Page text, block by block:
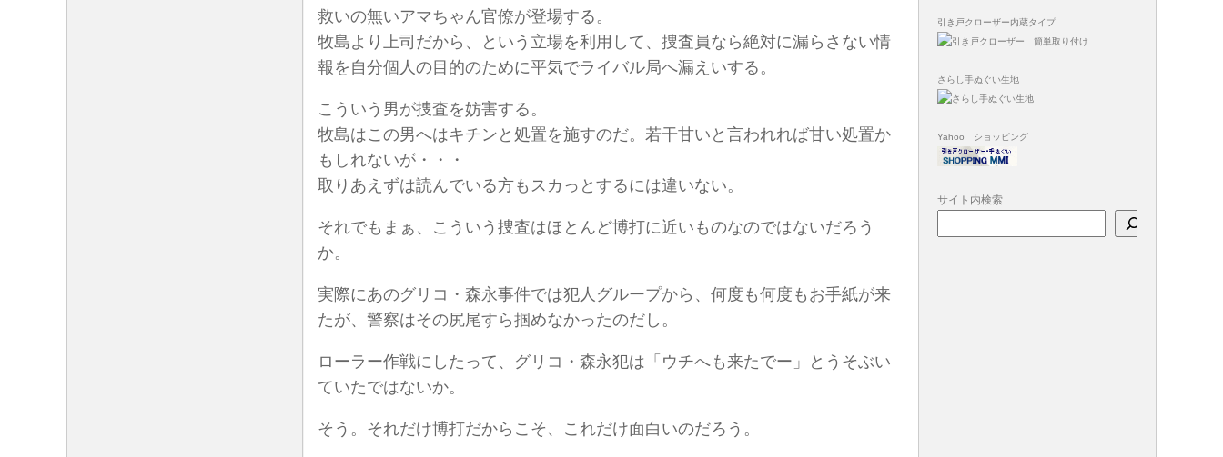
救いの無いアマちゃん官僚が登場する。
牧島より上司だから、という立場を利用して、捜査員なら絶対に漏らさない情
報を自分個人の目的のために平気でライバル局へ漏えいする。
こういう男が捜査を妨害する。
牧島はこの男へはキチンと処置を施すのだ。若干甘いと言われれば甘い処置か
もしれないが・・・
取りあえずは読んでいる方もスカっとするには違いない。
それでもまぁ、こういう捜査はほとんど博打に近いものなのではないだろう
か。
実際にあのグリコ・森永事件では犯人グループから、何度も何度もお手紙が来
たが、警察はその尻尾すら掴めなかったのだし。
ローラー作戦にしたって、グリコ・森永犯は「ウチへも来たでー」とうそぶい
ていたではないか。
そう。それだけ博打だからこそ、これだけ面白いのだろう。
引き戸クローザー内蔵タイプ
さらし手ぬぐい生地
Yahoo ショッピング
サイト内検索